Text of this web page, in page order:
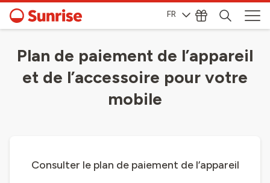
FR
Plan de paiement de l’appareil
et de l’accessoire pour votre
mobile
Consulter le plan de paiement de l’appareil